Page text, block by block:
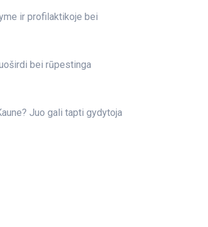
ir profilaktikoje bei
bei rūpestinga
Juo gali tapti gydytoja